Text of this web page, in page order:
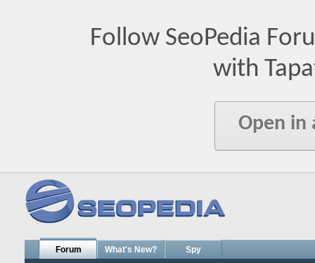
Follow SeoPedia
with
Open in
Forum What's New? Spy